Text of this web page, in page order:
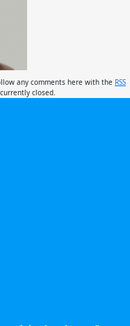
any comments here with the RSS
closed.